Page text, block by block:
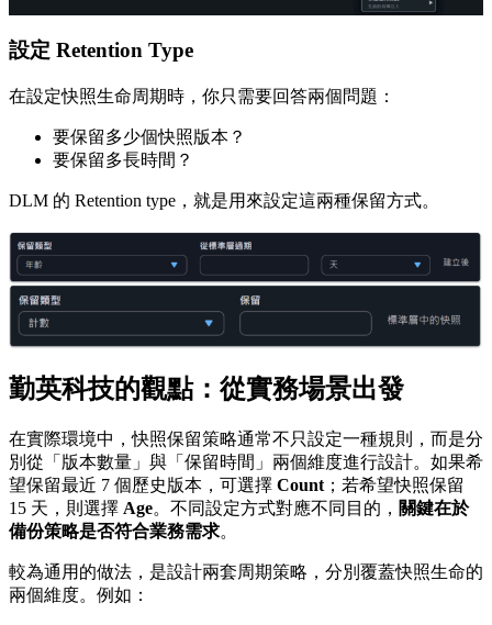
設定 Retention Type
在設定快照生命周期時，你只需要回答兩個問題：
要保留多少個快照版本？
要保留多長時間？
DLM 的 Retention type，就是用來設定這兩種保留方式。
勤英科技的觀點：從實務場景出發
在實際環境中，快照保留策略通常不只設定一種規則，而是分
別從「版本數量」與「保留時間」兩個維度進行設計。如果希
望保留最近 7 個歷史版本，可選擇 Count ；若希望快照保留
15 天，則選擇 Age。不同設定方式對應不同目的， 關鍵在於
備份策略是否符合業務需求。
較為通用的做法，是設計兩套周期策略，分別覆蓋快照生命的
兩個維度。例如：